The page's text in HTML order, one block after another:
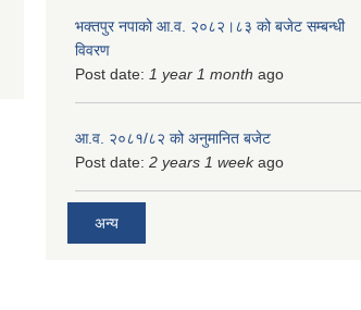
भक्तपुर नपाको आ.व. २०८२।८३ को बजेट सम्बन्धी
विवरण
Post date: 1 year 1 month ago
आ.व. २०८१/८२ को अनुमानित बजेट
Post date: 2 years 1 weekago
अन्य